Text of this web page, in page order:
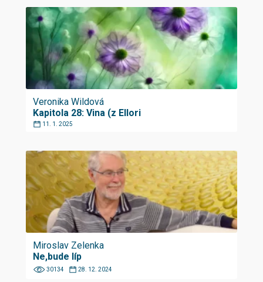
Veronika Wildová
Kapitola 28: Vina (z Ellori
11. 1. 2025
Miroslav Zelenka
Ne,bude líp
30134 28. 12. 2024